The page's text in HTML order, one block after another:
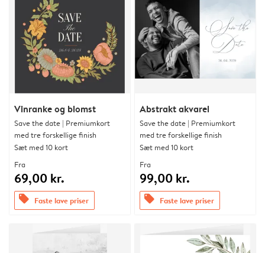
Vinranke og blomst
Save the date | Premiumkort
med tre forskellige finish
Sæt med 10 kort
Fra
69,00 kr.
offers Faste lave priser
Abstrakt akvarel
Save the date | Premiumkort
med tre forskellige finish
Sæt med 10 kort
Fra
99,00 kr.
offers Faste lave priser